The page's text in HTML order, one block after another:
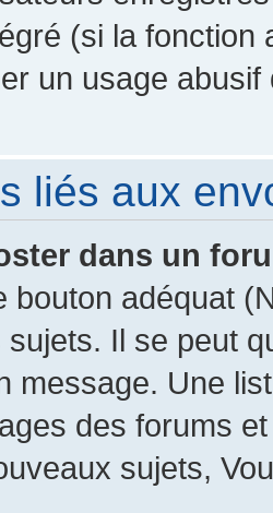
(si la fonction
un usage
liés aux
dans un
bouton adéquat
Il se peut
message. Une
des forums
sujets,